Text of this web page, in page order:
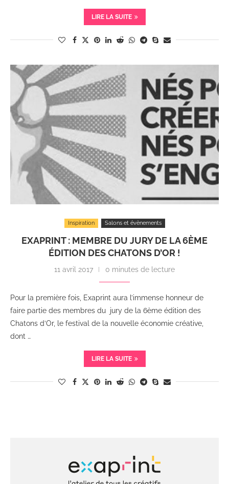
LIRE LA SUITE
Inspiration Salons et évènements
EXAPRINT : MEMBRE DU JURY DE LA 6ÈME
ÉDITION DES CHATONS D’OR !
11 avril 2017 0 minutes de lecture
Pour la première fois, Exaprint aura l’immense honneur de
faire partie des membres du jury de la 6ème édition des
Chatons d’Or, le festival de la nouvelle économie créative,
dont …
LIRE LA SUITE